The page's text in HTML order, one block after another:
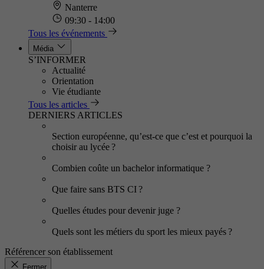
Nanterre
09:30 - 14:00
Tous les événements
Média
S’INFORMER
Actualité
Orientation
Vie étudiante
Tous les articles
DERNIERS ARTICLES
Section européenne, qu’est-ce que c’est et pourquoi la
choisir au lycée ?
Combien coûte un bachelor informatique ?
Que faire sans BTS CI ?
Quelles études pour devenir juge ?
Quels sont les métiers du sport les mieux payés ?
Référencer son établissement
Fermer